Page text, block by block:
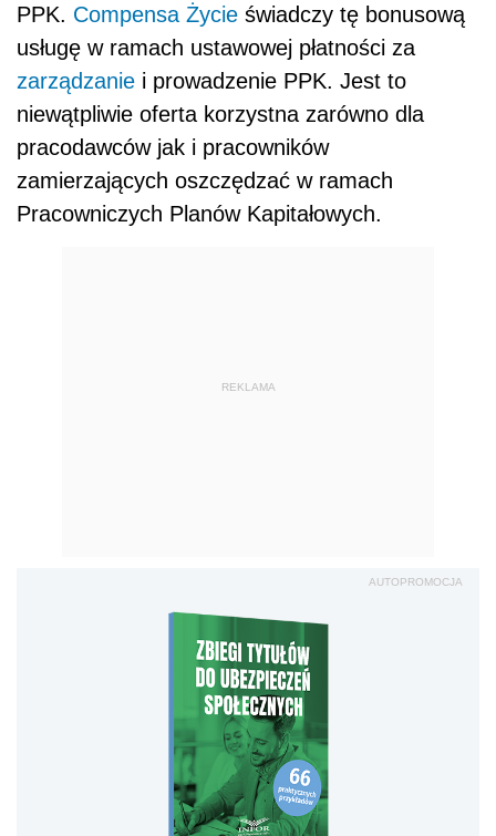
PPK. Compensa Życie świadczy tę bonusową
usługę w ramach ustawowej płatności za
zarządzanie i prowadzenie PPK. Jest to
niewątpliwie oferta korzystna zarówno dla
pracodawców jak i pracowników
zamierzających oszczędzać w ramach
Pracowniczych Planów Kapitałowych.
REKLAMA
AUTOPROMOCJA